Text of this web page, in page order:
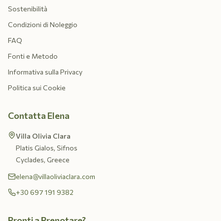
Sostenibilità
Condizioni di Noleggio
FAQ
Fonti e Metodo
Informativa sulla Privacy
Politica sui Cookie
Contatta Elena
Villa Olivia Clara
Platis Gialos, Sifnos
Cyclades, Greece
elena@villaoliviaclara.com
+30 697 191 9382